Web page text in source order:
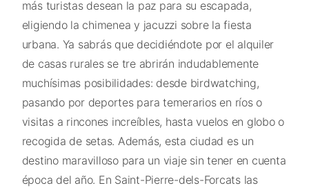
más turistas desean la paz para su escapada,
eligiendo la chimenea y jacuzzi sobre la fiesta
urbana. Ya sabrás que decidiéndote por el alquiler
de casas rurales se tre abrirán indudablemente
muchísimas posibilidades: desde birdwatching,
pasando por deportes para temerarios en ríos o
visitas a rincones increíbles, hasta vuelos en globo o
recogida de setas. Además, esta ciudad es un
destino maravilloso para un viaje sin tener en cuenta
época del año. En Saint-Pierre-dels-Forcats las